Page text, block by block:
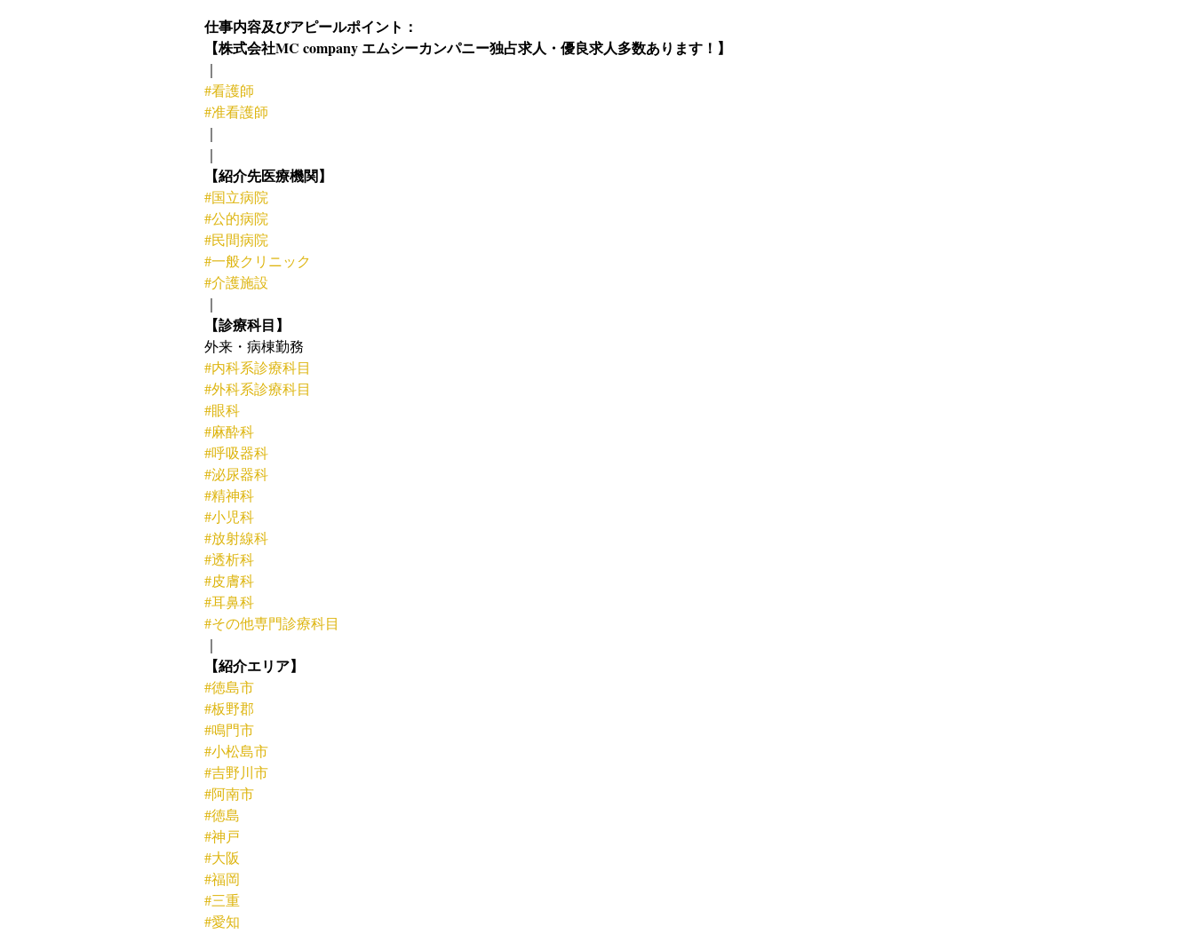
仕事内容及びアピールポイント：
【株式会社MC company エムシーカンパニー独占求人・優良求人多数あります！】
｜
#看護師
#准看護師
｜
｜
【紹介先医療機関】
#国立病院
#公的病院
#民間病院
#一般クリニック
#介護施設
｜
【診療科目】
外来・病棟勤務
#内科系診療科目
#外科系診療科目
#眼科
#麻酔科
#呼吸器科
#泌尿器科
#精神科
#小児科
#放射線科
#透析科
#皮膚科
#耳鼻科
#その他専門診療科目
｜
【紹介エリア】
#徳島市
#板野郡
#鳴門市
#小松島市
#吉野川市
#阿南市
#徳島
#神戸
#大阪
#福岡
#三重
#愛知